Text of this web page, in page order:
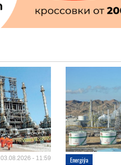
03.08.2026 - 11:59 Energiýa